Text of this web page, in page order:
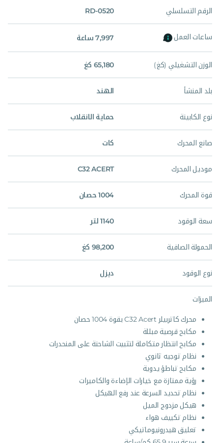
الرقم التسلسلي RD-0520
ساعات العمل 7,997 ساعة
الوزن التشغيلي (كغ) 65,180 كغ
بلد المنشأ الهند
نوع الكابينة حماية الانقلاب
صانع المحرك كات
موديل المحرك C32 ACERT
قوة المحرك 1004 حصان
سعة الوقود 1140 لتر
الحمولة الصافية 98,200 كغ
نوع الوقود ديزل
الميزات
محرك كاتربيلر C32 Acert بقوة 1004 حصان
مكابح قرصية مبللة
مكابح انتظار متكاملة لتثبيت الشاحنة على المنحدرات
نظام توجيه ثانوي
مكابح تباطؤ يدوية
رؤية ممتازة مع خيارات الإضاءة والكاميرات
نظام تحديد السرعة عند رفع الهيكل
هيكل مزدوج الميل
نظام تكييف هواء
تعليق هيدرونيوماتيكي